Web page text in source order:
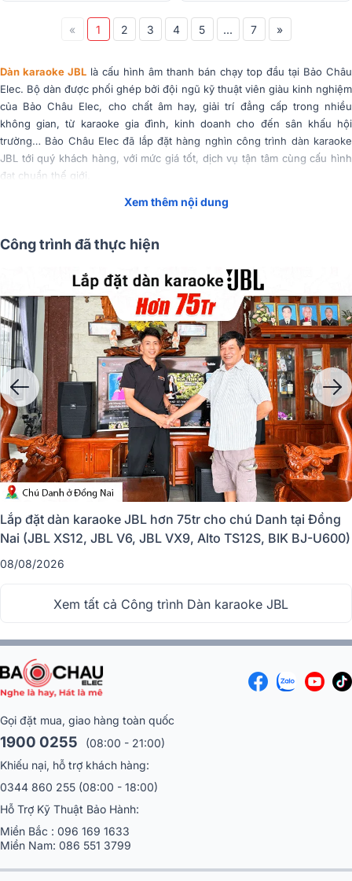
« 1 2 3 4 5 ... 7 »
Dàn karaoke JBL là cấu hình âm thanh bán chạy top đầu tại Bảo Châu
Elec. Bộ dàn được phối ghép bởi đội ngũ kỹ thuật viên giàu kinh nghiệm
của Bảo Châu Elec, cho chất âm hay, giải trí đẳng cấp trong nhiều
không gian, từ karaoke gia đình, kinh doanh cho đến sân khấu hội
trường… Bảo Châu Elec đã lắp đặt hàng nghìn công trình dàn karaoke
JBL tới quý khách hàng, với mức giá tốt, dịch vụ tận tâm cùng cấu hình
đạt chuẩn thế giới.
Dàn karaoke JBL được phối ghép
Lý do nên lựa chọn Dàn Karaoke JBL
chính hãng
thanh đến vậy, thì đây chính là những ưu điểm nổi bật được Bảo Châu
Xem thêm nội dung
Công trình đã thực hiện
Lắp đặt dàn karaoke JBL hơn 75tr cho chú Danh tại Đồng
Nai (JBL XS12, JBL V6, JBL VX9, Alto TS12S, BIK BJ-U600)
08/08/2026
Xem tất cả Công trình Dàn karaoke JBL
Gọi đặt mua, giao hàng toàn quốc
1900 0255
(08:00 - 21:00)
Khiếu nại, hỗ trợ khách hàng:
0344 860 255 (08:00 - 18:00)
Hỗ Trợ Kỹ Thuật Bảo Hành:
Miền Bắc : 096 169 1633
Miền Nam: 086 551 3799